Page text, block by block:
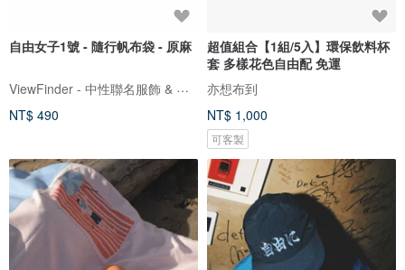
自由女子1號 - 隨行帆布袋 - 原麻
ViewFinder - 中性聯名服飾 & 圖像授權周邊
NT$ 490
超值組合【1組/5入】環保飲料杯
套 多樣花色自由配 免運
亦想布到
NT$ 1,000
可客製